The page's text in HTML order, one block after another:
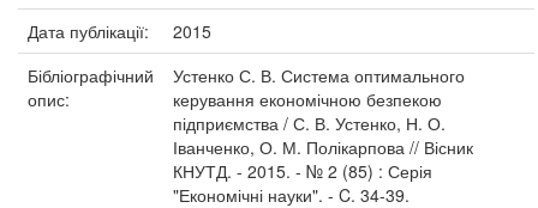
Дата публікації:
2015
Бібліографічний
опис:
Устенко С. В. Система оптимального
керування економічною безпекою
підприємства / С. В. Устенко, Н. О.
Іванченко, О. М. Полікарпова // Вісник
КНУТД. - 2015. - № 2 (85) : Серія
"Економічні науки". - C. 34-39.